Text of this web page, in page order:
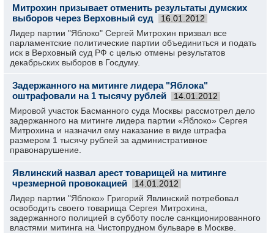
Митрохин призывает отменить результаты думских
выборов через Верховный суд
16.01.2012
Лидер партии "Яблоко" Сергей Митрохин призвал все
парламентские политические партии объединиться и подать
иск в Верховный суд РФ с целью отмены результатов
декабрьских выборов в Госдуму.
Задержанного на митинге лидера "Яблока"
оштрафовали на 1 тысячу рублей
14.01.2012
Мировой участок Басманного суда Москвы рассмотрел дело
задержанного на митинге лидера партии «Яблоко» Сергея
Митрохина и назначил ему наказание в виде штрафа
размером 1 тысячу рублей за административное
правонарушение.
Явлинский назвал арест товарищей на митинге
чрезмерной провокацией
14.01.2012
Лидер партии "Яблоко» Григорий Явлинский потребовал
освободить своего товарища Сергея Митрохина,
задержанного полицией в субботу после санкционированного
властями митинга на Чистопрудном бульваре в Москве.